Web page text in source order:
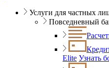
Услуги для частных
Повседневный
Elite Узнать